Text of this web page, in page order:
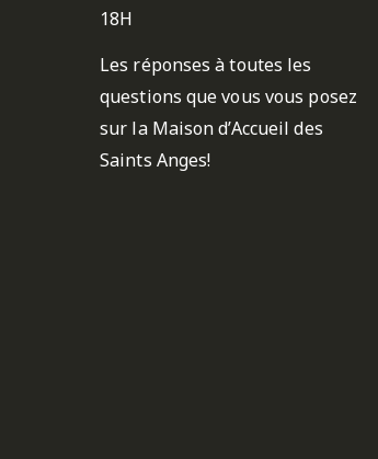
18H
Les réponses à toutes les
questions que vous vous posez
sur la Maison d’Accueil des
Saints Anges!